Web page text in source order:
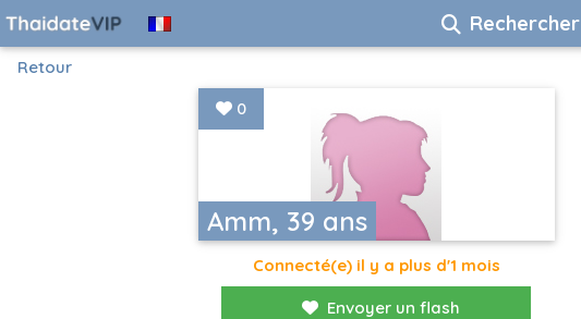
Rechercher
Retour
Amm, 39 ans
0
Connecté(e) il y a plus d'1 mois
Envoyer un flash